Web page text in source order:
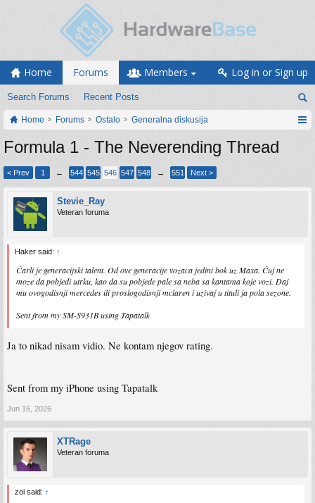
Home Forums
Search Forums Recent Posts
Members Log in or Sign up
Home Forums Ostalo Generalna diskusija
Formula 1 - The Neverending Thread
< Prev 1 ← 544 545 546 547 548 → 551 Next >
Stevie_Ray
Veteran foruma
Haker said: ↑
Čarli je generacijski talent. Od ove generacije vozaca jedini bok uz Maxa. Čuj ne
moze da pobjedi utrku, kao da su pobjede pale sa neba sa kantama koje vozi. Daj
mu ovogodisnji mercedes ili proslogodisnji mclaren i uzivaj u tituli ja pola sezone.
Sent from my SM-S931B using Tapatalk
Ja to nikad nisam vidio. Ne kontam njegov rating.
Sent from my iPhone using Tapatalk
Jun 16, 2026
XTRage
Veteran foruma
zoi said: ↑